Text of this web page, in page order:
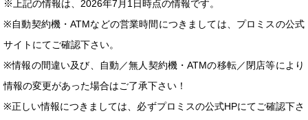
※上記の情報は、2026年7月1日時点の情報です。
※自動契約機・ATMなどの営業時間につきましては、プロミスの公式
サイトにてご確認下さい。
※情報の間違い及び、自動／無人契約機・ATMの移転／閉店等により
情報の変更があった場合はご了承下さい！
※正しい情報につきましては、必ずプロミスの公式HPにてご確認下さ